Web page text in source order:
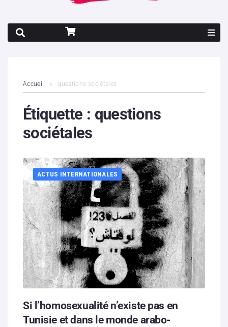
Contenus litigieux
Nous soutenir
Partenaires
Contacts
Hébergement solidaire
Accueil questions sociétales
Étiquette : questions
sociétales
ACTUS INTERNATIONALES
Si l’homosexualité n’existe pas en
Tunisie et dans le monde arabo-